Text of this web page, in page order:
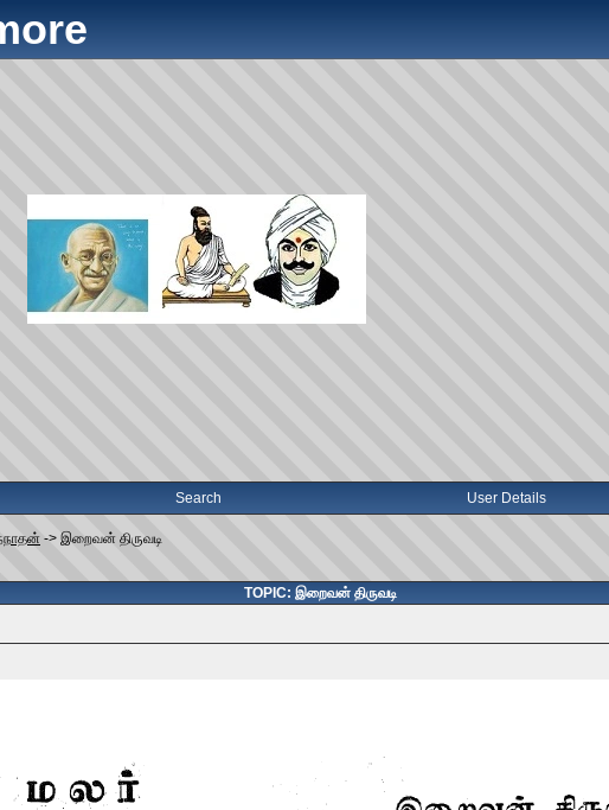
Search User Details
-> இறைவன் திருவடி
TOPIC: இறைவன் திருவடி